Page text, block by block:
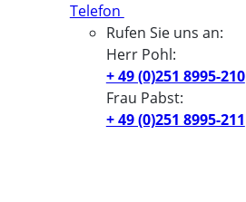
Telefon
Rufen Sie uns an:
Herr Pohl:
+ 49 (0)251 8995-210
Frau Pabst:
+ 49 (0)251 8995-211